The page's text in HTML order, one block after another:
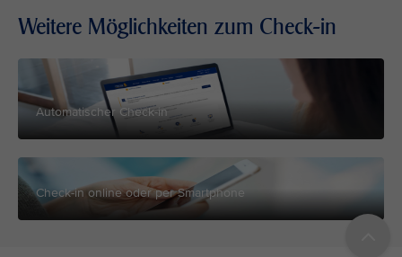
Weitere Möglichkeiten zum Check-in
Automatischer Check-in
Check-in online oder per Smartphone